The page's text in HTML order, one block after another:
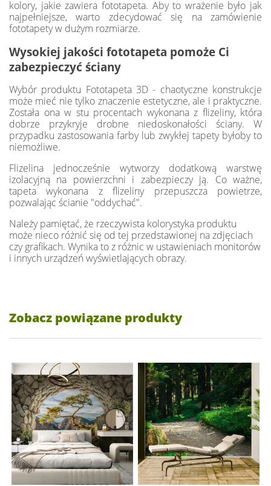
kolory, jakie zawiera fototapeta. Aby to wrażenie było jak
najpełniejsze, warto zdecydować się na zamówienie
fototapety w dużym rozmiarze.
Wysokiej jakości fototapeta pomoże Ci
zabezpieczyć ściany
Wybór produktu Fototapeta 3D - chaotyczne konstrukcje
może mieć nie tylko znaczenie estetyczne, ale i praktyczne.
Została ona w stu procentach wykonana z flizeliny, która
dobrze przykryje drobne niedoskonałości ściany. W
przypadku zastosowania farby lub zwykłej tapety byłoby to
niemożliwe.
Flizelina jednocześnie wytworzy dodatkową warstwę
izolacyjną na powierzchni i zabezpieczy ją. Co ważne,
tapeta wykonana z flizeliny przepuszcza powietrze,
pozwalając ścianie "oddychać".
Należy pamiętać, że rzeczywista kolorystyka produktu
może nieco różnić się od tej przedstawionej na zdjęciach
czy grafikach. Wynika to z różnic w ustawieniach monitorów
i innych urządzeń wyświetlających obrazy.
Zobacz powiązane produkty